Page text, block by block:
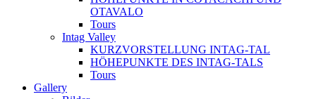
OTAVALO
Tours
Intag Valley
KURZVORSTELLUNG INTAG-TAL
HÖHEPUNKTE DES INTAG-TALS
Tours
Gallery